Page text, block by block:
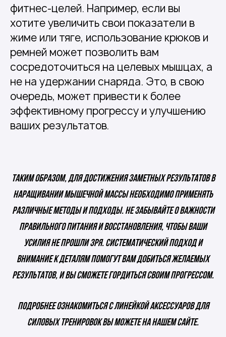
фитнес-целей. Например, если вы
хотите увеличить свои показатели в
жиме или тяге, использование крюков и
ремней может позволить вам
сосредоточиться на целевых мышцах, а
не на удержании снаряда. Это, в свою
очередь, может привести к более
эффективному прогрессу и улучшению
ваших результатов.
Таким образом, для достижения заметных результатов в
наращивании мышечной массы необходимо применять
различные методы и подходы. Не забывайте о важности
правильного питания и восстановления, чтобы ваши
усилия не прошли зря. Систематический подход и
внимание к деталям помогут вам добиться желаемых
результатов, и вы сможете гордиться своим прогрессом.
Подробнее ознакомиться с линейкой аксессуаров для
силовых тренировок вы можете на нашем сайте.